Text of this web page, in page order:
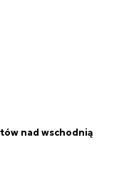
nad wschodnią